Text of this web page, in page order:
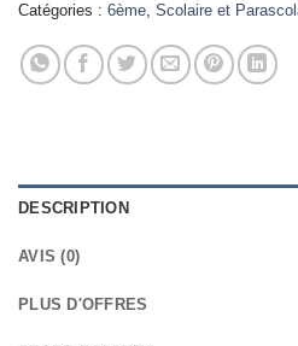
Catégories : 6ème, Scolaire et
DESCRIPTION
AVIS (0)
PLUS D'OFFRES